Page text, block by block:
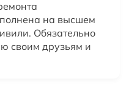
на высшем
Обязательно
своим друзьям и